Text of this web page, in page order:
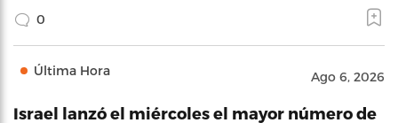
0
Última Hora Ago 6, 2026
Israel lanzó el miércoles el mayor número de